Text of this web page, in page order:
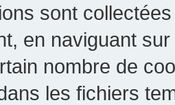
sont
en naviguant
nombre de
les fichiers